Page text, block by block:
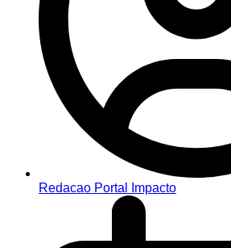
Redacao Portal Impacto